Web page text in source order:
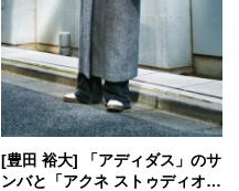
[豊田 裕大] 「アディダス」のサ
ンバと「アクネ ストゥディオ